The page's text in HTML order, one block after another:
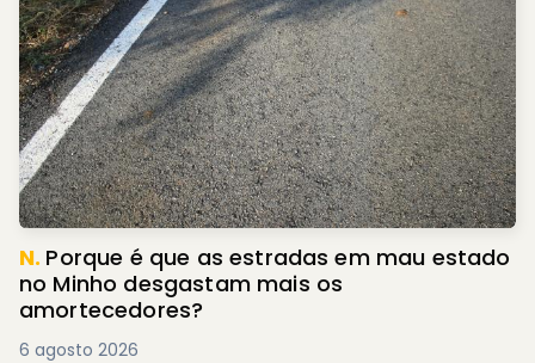
N. Porque é que as estradas em mau estado
no Minho desgastam mais os
amortecedores?
6 agosto 2026